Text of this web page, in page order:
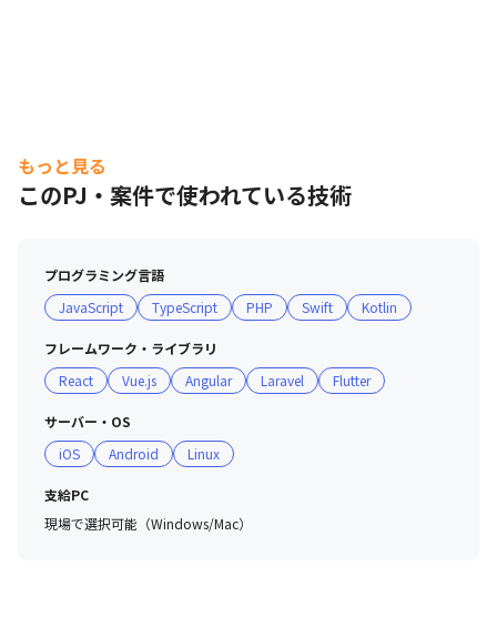
もっと見る
このPJ・案件で使われている技術
プログラミング言語
JavaScript
TypeScript PHP Swift Kotlin
フレームワーク・ライブラリ
React
Vue.js Angular Laravel Flutter
サーバー・OS
iOS
Android Linux
支給PC
現場で選択可能（Windows/Mac）